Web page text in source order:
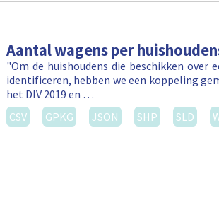
Aantal wagens per
"Om de huishoudens die beschikken
identificeren, hebben we een koppeling
het DIV 2019 en …
CSV
GPKG JSON SHP SLD